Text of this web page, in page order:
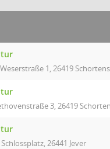
1, 26419 Schortens
3, 26419
26441 Jever